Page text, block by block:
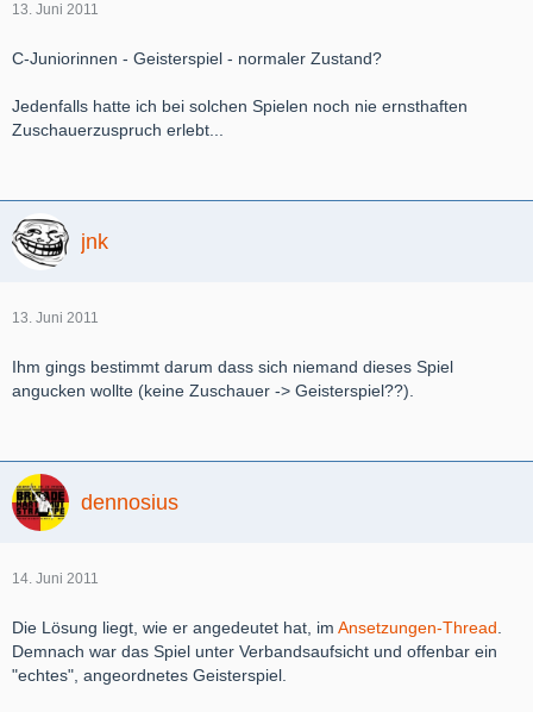
13. Juni 2011
C-Juniorinnen - Geisterspiel - normaler Zustand?
Jedenfalls hatte ich bei solchen Spielen noch nie ernsthaften
Zuschauerzuspruch erlebt...
jnk
13. Juni 2011
Ihm gings bestimmt darum dass sich niemand dieses Spiel
angucken wollte (keine Zuschauer -> Geisterspiel??).
dennosius
14. Juni 2011
Die Lösung liegt, wie er angedeutet hat, im Ansetzungen-Thread
Demnach war das Spiel unter Verbandsaufsicht und offenbar ein
"echtes", angeordnetes Geisterspiel.